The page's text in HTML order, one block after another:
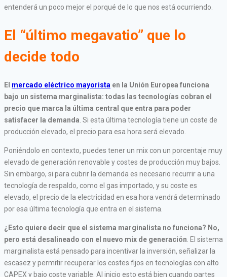
entenderá un poco mejor el porqué de lo que nos está ocurriendo.
El “último megavatio” que lo
decide todo
El mercado eléctrico mayorista en la Unión Europea funciona
bajo un sistema marginalista: todas las tecnologías cobran el
precio que marca la última central que entra para poder
satisfacer la demanda. Si esta última tecnología tiene un coste de
producción elevado, el precio para esa hora será elevado.
Poniéndolo en contexto, puedes tener un mix con un porcentaje muy
elevado de generación renovable y costes de producción muy bajos.
Sin embargo, si para cubrir la demanda es necesario recurrir a una
tecnología de respaldo, como el gas importado, y su coste es
elevado, el precio de la electricidad en esa hora vendrá determinado
por esa última tecnología que entra en el sistema.
¿Esto quiere decir que el sistema marginalista no funciona? No,
pero está desalineado con el nuevo mix de generación. El sistema
marginalista está pensado para incentivar la inversión, señalizar la
escasez y permitir recuperar los costes fijos en tecnologías con alto
CAPEX y bajo coste variable. Al inicio esto está bien cuando partes